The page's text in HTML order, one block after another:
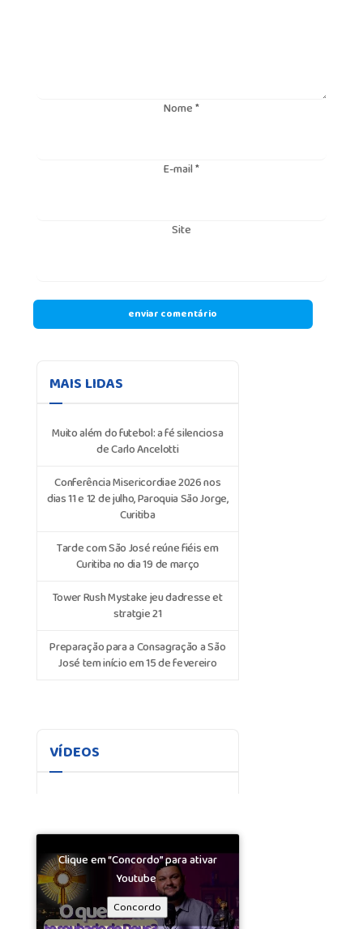
Nome*
E-mail*
Site
MAIS LIDAS
Muito além do futebol: a fé silenciosa
de Carlo Ancelotti
Conferência Misericordiae 2026 nos
dias 11 e 12 de julho, Paroquia São Jorge,
Curitiba
Tarde com São José reúne fiéis em
Curitiba no dia 19 de março
Tower Rush Mystake jeu dadresse et
stratgie 21
Preparação para a Consagração a São
José tem início em 15 de fevereiro
VÍDEOS
Clique em “Concordo” para ativar
Youtube
Concordo